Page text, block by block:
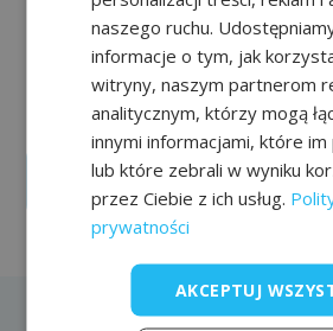
gabinetu jest najwyższej jakości i
najwyższą niezawodnością.
profesjonalne meble brytyjskiej
fabryka od ponad 100 działa w
Załóż konto
naszego ruchu.
informacje o tym, jak
witryny, naszym partnerom
analitycznym, którzy mogą
innymi informacjami, które im
lub które zebrali w wyniku
przez Ciebie z ich usług.
prywatności
AKCEPTUJ